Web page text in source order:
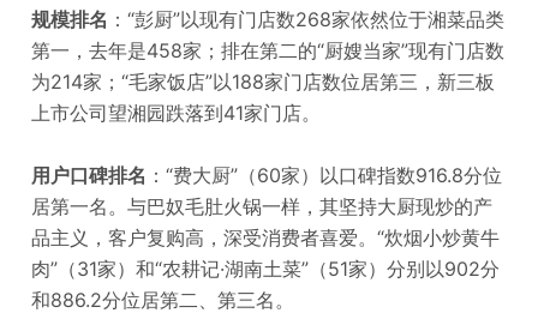
规模排名 ：“彭厨”以现有门店数268家依然位于湘菜品类
第一，去年是458家；排在第二的“厨嫂当家”现有门店数
为214家；“毛家饭店”以188家门店数位居第三，新三板
上市公司望湘园跌落到41家门店。
用户口碑排名 ：“费大厨”（60家）以口碑指数916.8分位
居第一名。与巴奴毛肚火锅一样，其坚持大厨现炒的产
品主义，客户复购高，深受消费者喜爱。“炊烟小炒黄牛
肉”（31家）和“农耕记·湖南土菜”（51家）分别以902分
和886.2分位居第二、第三名。